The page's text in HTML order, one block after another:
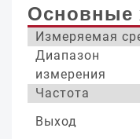
Основные
Измеряемая
Диапазон
измерения
Частота
Выход